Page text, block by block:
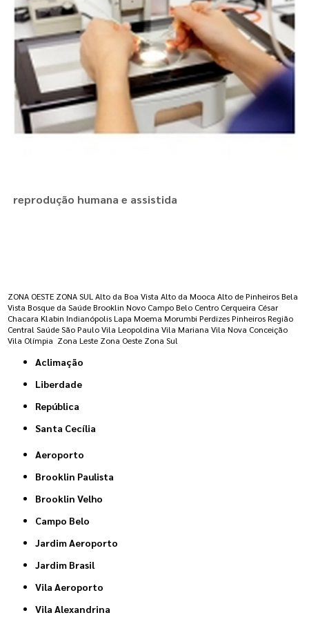
reprodução humana e assistida
ZONA OESTE ZONA SUL Alto da Boa Vista Alto da Mooca Alto de Pinheiros Bela
Vista Bosque da Saúde Brooklin Novo Campo Belo Centro Cerqueira César
Chacara Klabin Indianópolis Lapa Moema Morumbi Perdizes Pinheiros Região
Central Saúde São Paulo Vila Leopoldina Vila Mariana Vila Nova Conceição
Vila Olímpia Zona Leste Zona Oeste Zona Sul
Aclimação
Liberdade
República
Santa Cecília
Aeroporto
Brooklin Paulista
Brooklin Velho
Campo Belo
Jardim Aeroporto
Jardim Brasil
Vila Aeroporto
Vila Alexandrina